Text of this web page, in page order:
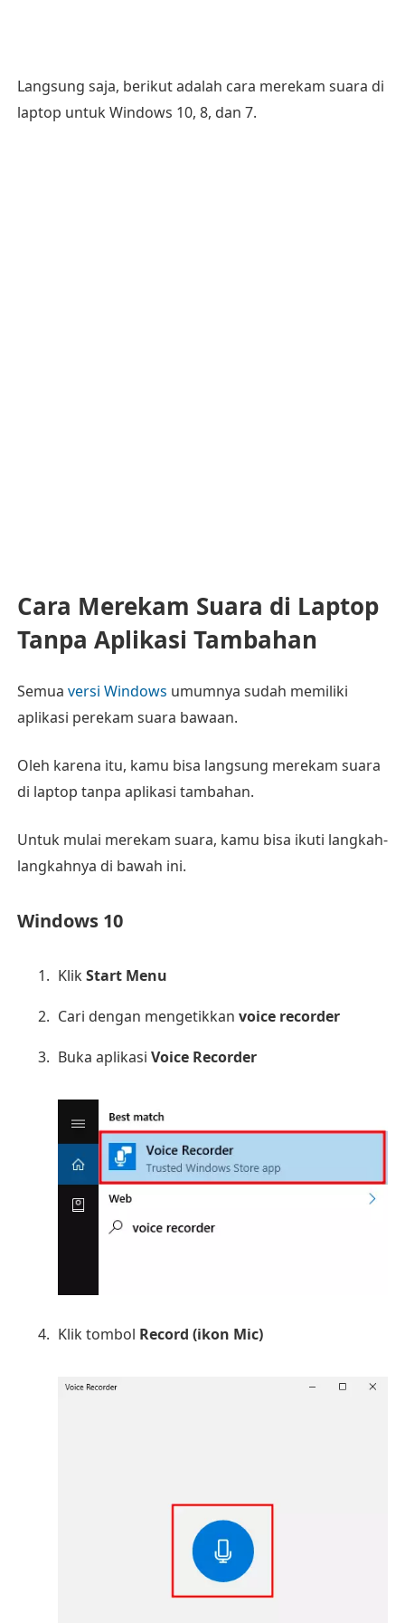
Langsung saja, berikut adalah cara merekam suara di
laptop untuk Windows 10, 8, dan 7.
Cara Merekam Suara di Laptop
Tanpa Aplikasi Tambahan
Semua versi Windows umumnya sudah memiliki
aplikasi perekam suara bawaan.
Oleh karena itu, kamu bisa langsung merekam suara
di laptop tanpa aplikasi tambahan.
Untuk mulai merekam suara, kamu bisa ikuti langkah-
langkahnya di bawah ini.
Windows 10
KlikStart Menu
Cari dengan mengetikkan voice recorder
Buka aplikasi Voice Recorder
Klik tombol Record (ikon Mic)